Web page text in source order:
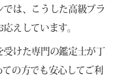
は、こうした高級ブラ
えしています。
けた専門の鑑定士が丁
の方でも安心してご利